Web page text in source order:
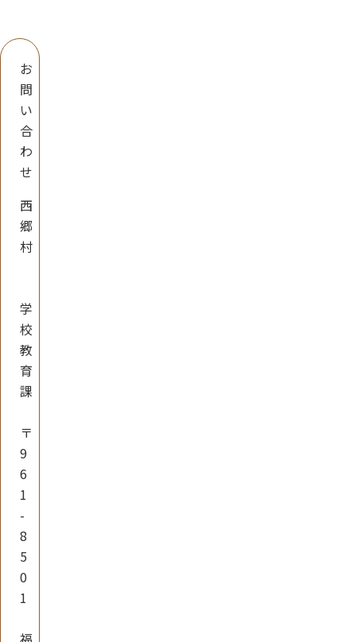
お
問
い
合
わ
せ
西
郷
村
学
校
教
育
課
〒
9
6
1
-
8
5
0
1